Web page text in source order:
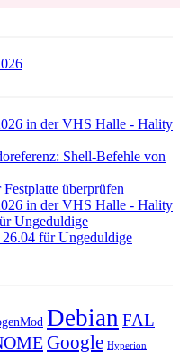
in der VHS Halle - Hality
Shell-Befehle von
überprüfen
in der VHS Halle - Hality
Ungeduldige
für Ungeduldige
Debian FAL
Google Hyperion